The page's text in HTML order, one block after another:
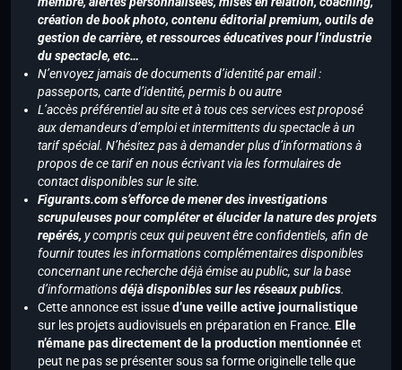
création de book photo, contenu éditorial premium, outils de
gestion de carrière, et ressources éducatives pour l’industrie
du spectacle, etc…
N’envoyez jamais de documents d’identité par email :
passeports, carte d’identité, permis b ou autre
L’accès préférentiel au site et à tous ces services est proposé
aux demandeurs d’emploi et intermittents du spectacle à un
tarif spécial. N’hésitez pas à demander plus d’informations à
propos de ce tarif en nous écrivant via les formulaires de
contact disponibles sur le site.
Figurants.com s’efforce de mener des investigations
scrupuleuses pour compléter et élucider la nature des projets
repérés, y compris ceux qui peuvent être confidentiels, afin de
fournir toutes les informations complémentaires disponibles
concernant une recherche déjà émise au public, sur la base
d’informationsdéjà disponibles sur les réseaux publics.
Cette annonce est issued’une veille active journalistique
sur les projets audiovisuels en préparation en France. Elle
n’émane pas directement de la production mentionnéeet
peut ne pas se présenter sous sa forme originelle telle que